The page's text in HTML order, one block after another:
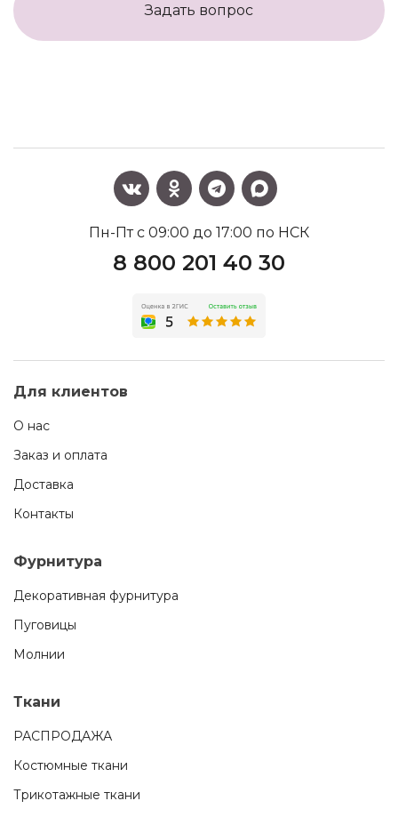
Задать вопрос
Пн-Пт с 09:00 до 17:00 по НСК
8 800 201 40 30
Для клиентов
О нас
Заказ и оплата
Доставка
Контакты
Фурнитура
Декоративная фурнитура
Пуговицы
Молнии
Ткани
РАСПРОДАЖА
Костюмные ткани
Трикотажные ткани